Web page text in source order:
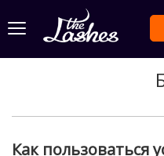
Как пользоваться